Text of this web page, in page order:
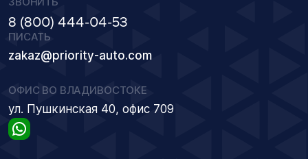
8 (800) 444-04-53
ПИСАТЬ
zakaz@priority-auto.com
ОФИС ВО ВЛАДИВОСТОКЕ
ул. Пушкинская 40, офис 709